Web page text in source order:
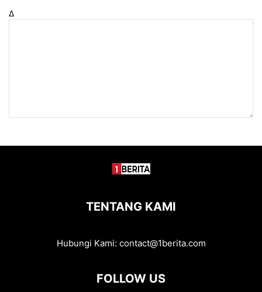
Δ
TENTANG KAMI
Hubungi Kami: contact@1berita.com
FOLLOW US